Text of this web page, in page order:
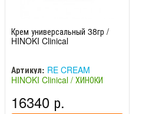
Крем универсальный 38гр /
HINOKI Clinical
Артикул: RE CREAM
HINOKI Clinical / ХИНОКИ
16340 р.